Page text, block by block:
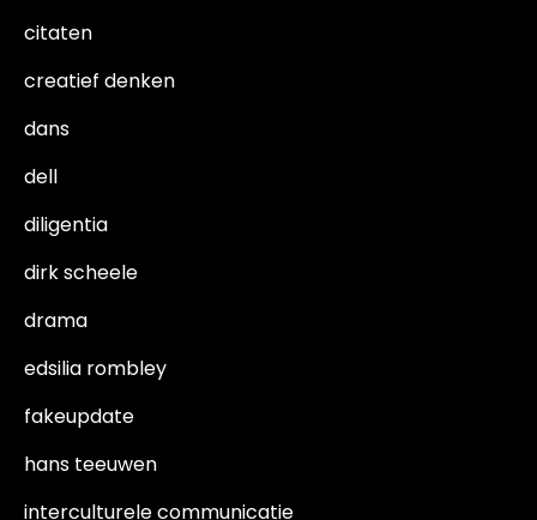
citaten
creatief denken
dans
dell
diligentia
dirk scheele
drama
edsilia rombley
fakeupdate
hans teeuwen
interculturele communicatie